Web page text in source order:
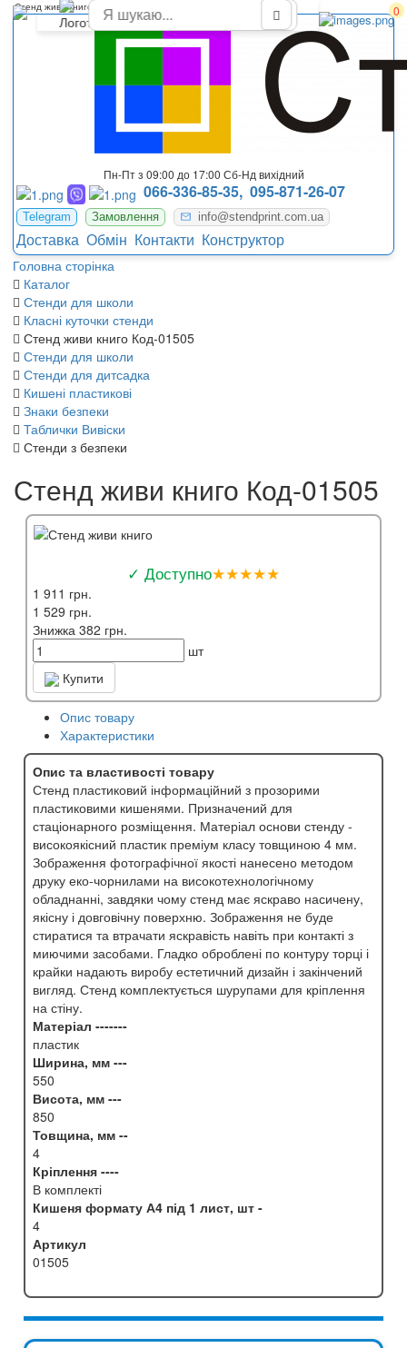
0
Пн-Пт з 09:00 до 17:00 Сб-Нд вихідний
066-336-85-35, 095-871-26-07
Telegram Замовлення info@stendprint.com.ua
Доставка Обмін Контакти Конструктор
Головна сторінка
Каталог
Стенди для школи
Класні куточки стенди
Стенд живи книго Код-01505
Стенди для школи
Стенди для дитсадка
Кишені пластикові
Знаки безпеки
Таблички Вивіски
Стенди з безпеки
Стенд живи книго
Стенд живи книго Код-01505
✓ Доступно★★★★★
1 911 грн.
1 529 грн.
Знижка 382 грн.
шт
Купити
Опис товару
Характеристики
Опис та властивості товару
Стенд пластиковий інформаційний з прозорими
пластиковими кишенями. Призначений для
стаціонарного розміщення. Матеріал основи стенду -
високоякісний пластик преміум класу товщиною 4 мм.
Зображення фотографічної якості нанесено методом
друку еко-чорнилами на високотехнологічному
обладнанні, завдяки чому стенд має яскраво насичену,
якісну і довговічну поверхню. Зображення не буде
стиратися та втрачати яскравість навіть при контакті з
миючими засобами. Гладко оброблені по контуру торці і
крайки надають виробу естетичний дизайн і закінчений
вигляд. Стенд комплектується шурупами для кріплення
на стіну.
Матеріал -------
пластик
Ширина, мм ---
550
Висота, мм ---
850
Товщина, мм --
4
Кріплення ----
В комплекті
Кишеня формату А4 під 1 лист, шт -
4
Артикул
01505